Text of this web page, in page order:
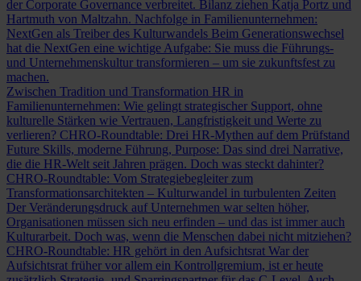
der Corporate Governance verbreitet. Bilanz ziehen Katja Portz und
Hartmuth von Maltzahn. Nachfolge in Familienunternehmen:
NextGen als Treiber des Kulturwandels Beim Generationswechsel
hat die NextGen eine wichtige Aufgabe: Sie muss die Führungs-
und Unternehmenskultur transformieren – um sie zukunftsfest zu
machen.
Zwischen Tradition und Transformation HR in
Familienunternehmen: Wie gelingt strategischer Support, ohne
kulturelle Stärken wie Vertrauen, Langfristigkeit und Werte zu
verlieren? CHRO-Roundtable: Drei HR-Mythen auf dem Prüfstand
Future Skills, moderne Führung, Purpose: Das sind drei Narrative,
die die HR-Welt seit Jahren prägen. Doch was steckt dahinter?
CHRO-Roundtable: Vom Strategiebegleiter zum
Transformationsarchitekten – Kulturwandel in turbulenten Zeiten
Der Veränderungsdruck auf Unternehmen war selten höher,
Organisationen müssen sich neu erfinden – und das ist immer auch
Kulturarbeit. Doch was, wenn die Menschen dabei nicht mitziehen?
CHRO-Roundtable: HR gehört in den Aufsichtsrat War der
Aufsichtsrat früher vor allem ein Kontrollgremium, ist er heute